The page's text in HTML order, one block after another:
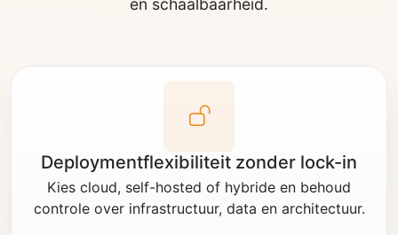
Deploymentflexibiliteit zonder lock-in
Kies cloud, self-hosted of hybride en behoud
controle over infrastructuur, data en architectuur.